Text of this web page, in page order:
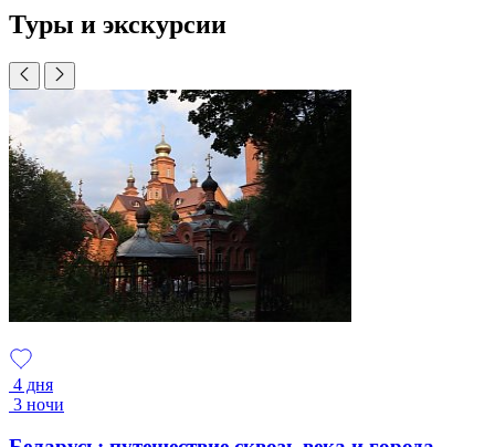
Туры и экскурсии
4 дня
3 ночи